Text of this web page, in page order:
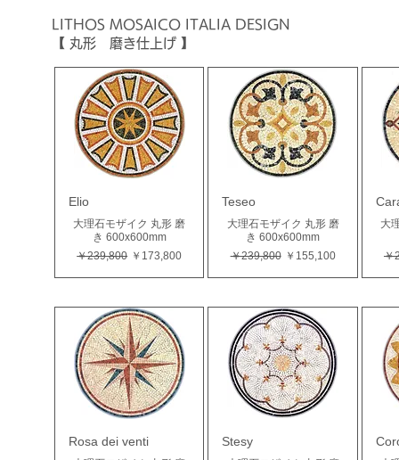
LITHOS MOSAICO ITALIA DESIGN
【 丸形 磨き仕上げ 】
Elio
大理石モザイク 丸形 磨
き 600x600mm
通常価格
￥239,800 セール価格
￥173,800
Teseo
大理石モザイク 丸形 磨
き 600x600mm
通常価格
￥239,800 セール価格
￥155,100
大
通
￥
Rosa dei venti Stesy